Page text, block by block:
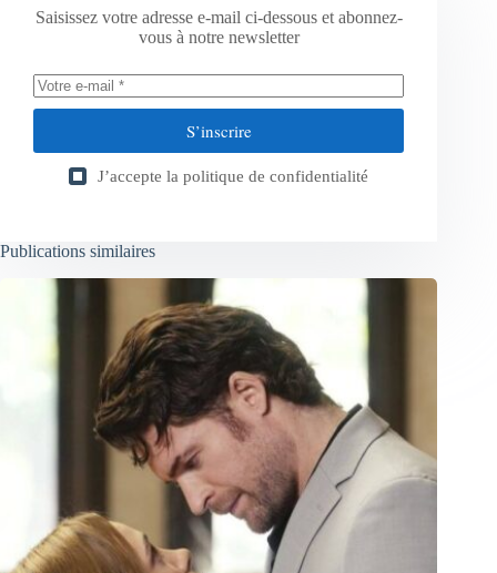
Saisissez votre adresse e-mail ci-dessous et abonnez-
vous à notre newsletter
S’inscrire
J’accepte la politique de confidentialité
Publications similaires